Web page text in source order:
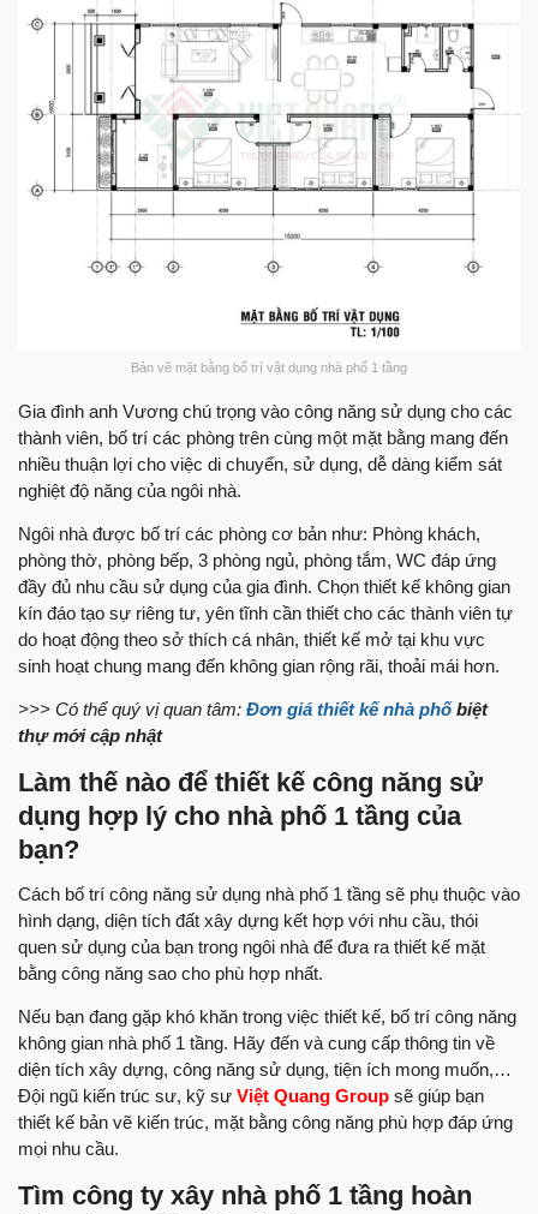
Bản vẽ mặt bằng bố trí vật dụng nhà phố 1 tầng
Gia đình anh Vương chú trọng vào công năng sử dụng cho các
thành viên, bố trí các phòng trên cùng một mặt bằng mang đến
nhiều thuận lợi cho việc di chuyển, sử dụng, dễ dàng kiểm sát
nghiệt độ năng của ngôi nhà.
Ngôi nhà được bố trí các phòng cơ bản như: Phòng khách,
phòng thờ, phòng bếp, 3 phòng ngủ, phòng tắm, WC đáp ứng
đầy đủ nhu cầu sử dụng của gia đình. Chọn thiết kế không gian
kín đáo tạo sự riêng tư, yên tĩnh cần thiết cho các thành viên tự
do hoạt động theo sở thích cá nhân, thiết kế mở tại khu vực
sinh hoạt chung mang đến không gian rộng rãi, thoải mái hơn.
>>> Có thể quý vị quan tâm: Đơn giá thiết kế nhà phốbiệt
thự mới cập nhật
Làm thế nào để thiết kế công năng sử
dụng hợp lý cho nhà phố 1 tầng của
bạn?
Cách bố trí công năng sử dụng nhà phố 1 tầng sẽ phụ thuộc vào
hình dạng, diện tích đất xây dựng kết hợp với nhu cầu, thói
quen sử dụng của bạn trong ngôi nhà để đưa ra thiết kế mặt
bằng công năng sao cho phù hợp nhất.
Nếu bạn đang gặp khó khăn trong việc thiết kế, bố trí công năng
không gian nhà phố 1 tầng. Hãy đến và cung cấp thông tin về
diện tích xây dựng, công năng sử dụng, tiện ích mong muốn,…
Đội ngũ kiến trúc sư, kỹ sư Việt Quang Group sẽ giúp bạn
thiết kế bản vẽ kiến trúc, mặt bằng công năng phù hợp đáp ứng
mọi nhu cầu.
Tìm công ty xây nhà phố 1 tầng hoàn